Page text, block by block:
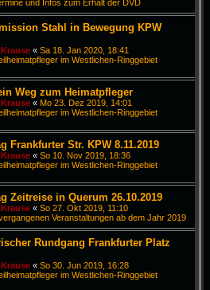
und Infos zum Erhalt der DVD
Stahl in Bewegung KPW
« Sa 18. Jan 2020, 18:41
im Westlichen-Ringgebiet
Weg zum Heimatpfleger
« Mo 23. Dez 2019, 14:01
im Westlichen-Ringgebiet
Frankfurter Str. KPW 8.11.2019
« So 10. Nov 2019, 18:36
im Westlichen-Ringgebiet
Zeitreise in Querum 26.10.2019
« So 27. Okt 2019, 11:10
Veranstaltungen ab dem Jahr 2019
Rundgang Frankfurter Platz
« So 30. Jun 2019, 16:28
im Westlichen-Ringgebiet